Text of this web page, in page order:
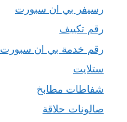
رسيفر بي ان سبورت
رقم تكييف
رقم خدمة بي ان سبورت
ستلايت
شفاطات مطابخ
صالونات حلاقة